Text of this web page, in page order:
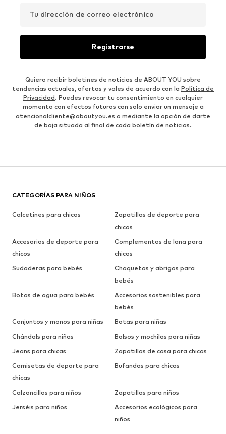
Tu dirección de correo electrónico
Registrarse
Quiero recibir boletines de noticias de ABOUT YOU sobre
tendencias actuales, ofertas y vales de acuerdo con la Política de
Privacidad. Puedes revocar tu consentimiento en cualquier
momento con efectos futuros con solo enviar un mensaje a
atencionalcliente@aboutyou.es o mediante la opción de darte
de baja situada al final de cada boletín de noticias.
CATEGORÍAS PARA NIÑOS
Calcetines para chicos
Zapatillas de deporte para
chicos
Accesorios de deporte para
chicos
Complementos de lana para
chicos
Sudaderas para bebés
Chaquetas y abrigos para
bebés
Botas de agua para bebés
Accesorios sostenibles para
bebés
Conjuntos y monos para niñas
Botas para niñas
Chándals para niñas
Bolsos y mochilas para niñas
Jeans para chicas
Zapatillas de casa para chicas
Camisetas de deporte para
chicas
Bufandas para chicas
Calzoncillos para niños
Zapatillas para niños
Jerséis para niños
Accesorios ecológicos para
niños